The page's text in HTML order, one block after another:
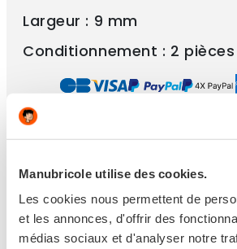
Manubricole utilise des cookies.
Les cookies nous permettent de
et les annonces, d'offrir des
médias sociaux et d'analyser notre
Largeur : 9 mm
Conditionnement : 2 pièces
Paiement 100%
Ce produit n'est plus